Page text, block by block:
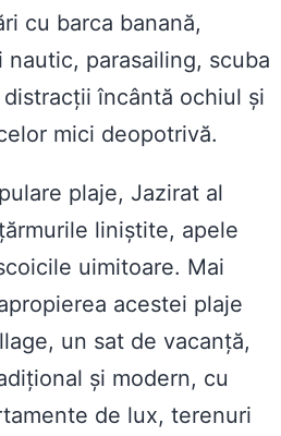
cu barca banană,
parasailing, scuba
încântă ochiul și
mici deopotrivă.
plaje, Jazirat al
liniștite, apele
uimitoare. Mai
acestei plaje
un sat de vacanță,
și modern, cu
de lux, terenuri